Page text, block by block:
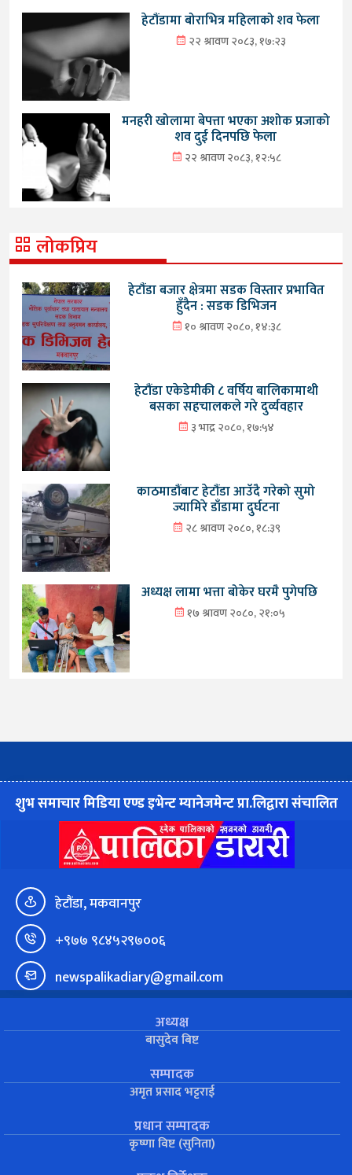
हेटौंडामा बोराभित्र महिलाको शव फेला
२२ श्रावण २०८३, १७:२३
मनहरी खोलामा बेपत्ता भएका अशोक प्रजाको
शव दुई दिनपछि फेला
२२ श्रावण २०८३, १२:५८
लोकप्रिय
हेटौंडा बजार क्षेत्रमा सडक विस्तार प्रभावित
हुँदैन : सडक डिभिजन
१० श्रावण २०८०, १४:३८
हेटौंडा एकेडेमीकी ८ वर्षिय बालिकामाथी
बसका सहचालकले गरे दुर्व्यवहार
३ भाद्र २०८०, १७:५४
काठमाडौंबाट हेटौंडा आउँदै गरेको सुमो
ज्यामिरे डाँडामा दुर्घटना
२८ श्रावण २०८०, १८:३९
अध्यक्ष लामा भत्ता बोकेर घरमै पुगेपछि
१७ श्रावण २०८०, २१:०५
शुभ समाचार मिडिया एण्ड इभेन्ट म्यानेजमेन्ट प्रा.लिद्वारा संचालित
हेटौंडा, मकवानपुर
+९७७ ९८४५२९७००६
newspalikadiary@gmail.com
अध्यक्ष
बासुदेव बिष्ट
सम्पादक
अमृत प्रसाद भट्टराई
प्रधान सम्पादक
कृष्णा विष्ट (सुनिता)